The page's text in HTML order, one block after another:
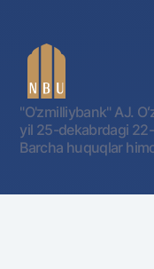
"O'zmilliybank" AJ.
yil 25-dekabrdagi
Barcha huquqlar